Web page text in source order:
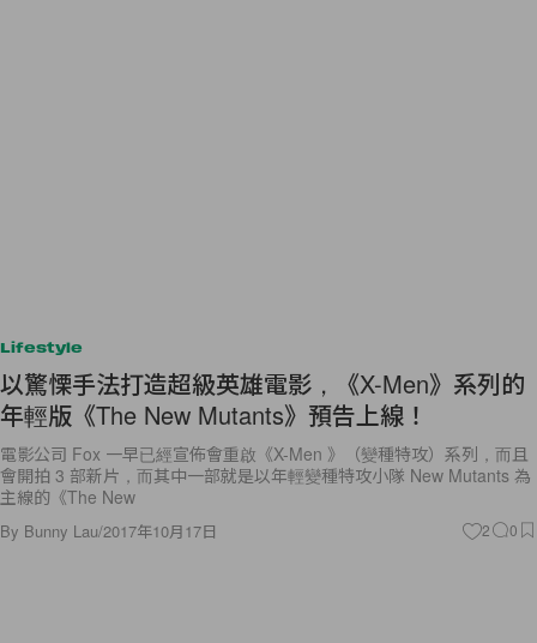
Lifestyle
以驚慄手法打造超級英雄電影，《X-Men》系列的
年輕版《The New Mutants》預告上線！
電影公司 Fox 一早已經宣佈會重啟《X-Men 》（變種特攻）系列，而且
會開拍 3 部新片，而其中一部就是以年輕變種特攻小隊 New Mutants 為
主線的《The New
By Bunny Lau/2017年10月17日 2 0